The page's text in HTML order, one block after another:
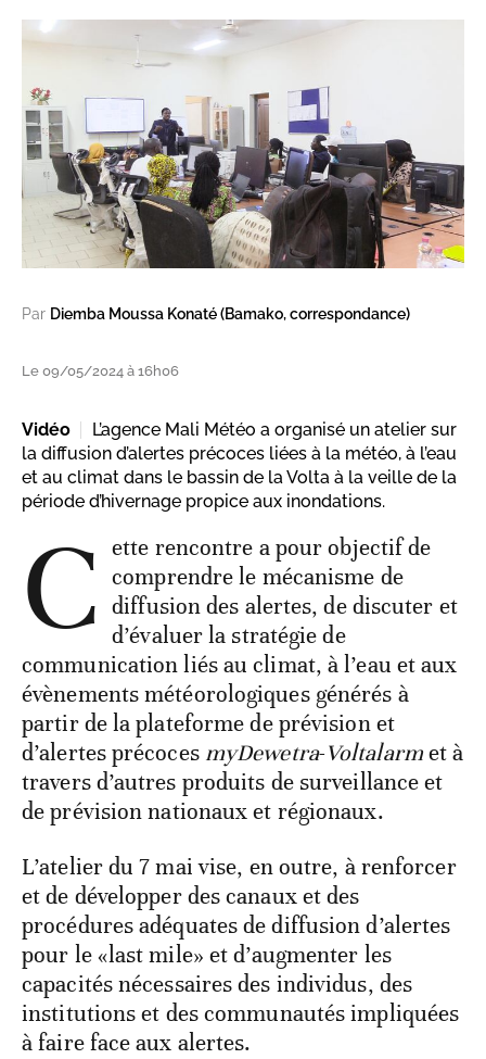
Par Diemba Moussa Konaté (Bamako, correspondance)
Le 09/05/2024 à 16h06
Vidéo
L’agence Mali Météo a organisé un atelier sur
la diffusion d’alertes précoces liées à la météo, à l’eau
et au climat dans le bassin de la Volta à la veille de la
période d’hivernage propice aux inondations.
C ette rencontre a pour objectif de
comprendre le mécanisme de
diffusion des alertes, de discuter et
d’évaluer la stratégie de
communication liés au climat, à l’eau et aux
évènements météorologiques générés à
partir de la plateforme de prévision et
d’alertes précoces myDewetra-Voltalarmet à
travers d’autres produits de surveillance et
de prévision nationaux et régionaux.
L’atelier du 7 mai vise, en outre, à renforcer
et de développer des canaux et des
procédures adéquates de diffusion d’alertes
pour le «last mile» et d’augmenter les
capacités nécessaires des individus, des
institutions et des communautés impliquées
à faire face aux alertes.